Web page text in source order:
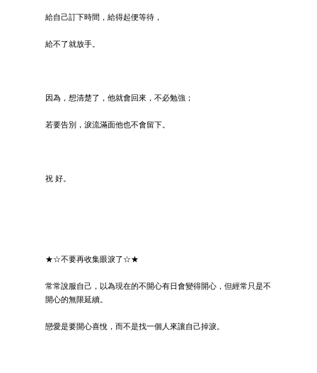
給自己訂下時間，給得起便等待，
給不了就放手。
因為，想清楚了，他就會回來，不必勉強；
若要告別，淚流滿面他也不會留下。
祝 好。
★☆不要再收集眼淚了☆★
常常說服自己，以為現在的不開心有日會變得開心，但經常只是不
開心的無限延續。
戀愛是要開心喜悅，而不是找一個人來讓自己掉淚。